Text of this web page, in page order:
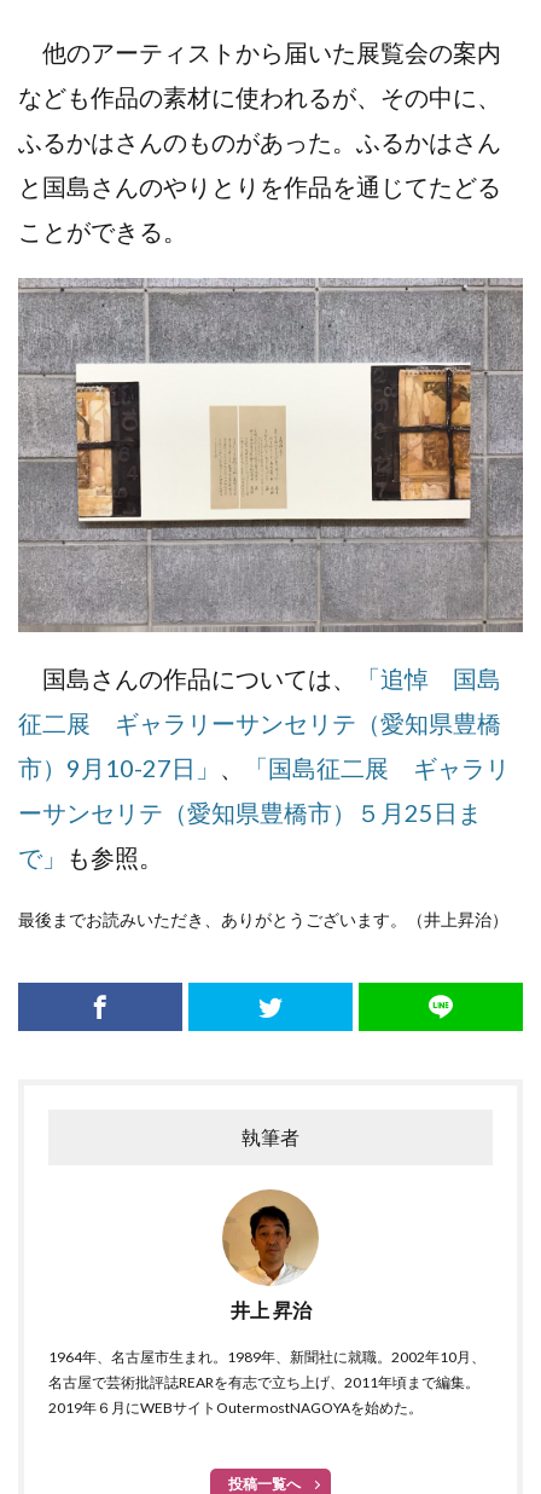
他のアーティストから届いた展覧会の案内
なども作品の素材に使われるが、その中に、
ふるかはさんのものがあった。ふるかはさん
と国島さんのやりとりを作品を通じてたどる
ことができる。
国島さんの作品については、
「追悼 国島
征二展 ギャラリーサンセリテ（愛知県豊橋
市）9月10-27日」
「国島征二展 ギャラリ
ーサンセリテ（愛知県豊橋市）５月25日ま
で」
も参照。
最後までお読みいただき、ありがとうございます。（井上昇治）
執筆者
井上 昇治
1964年、名古屋市生まれ。1989年、新聞社に就職。2002年10月、
名古屋で芸術批評誌REARを有志で立ち上げ、2011年頃まで編集。
2019年６月にWEBサイトOutermostNAGOYAを始めた。
投稿一覧へ